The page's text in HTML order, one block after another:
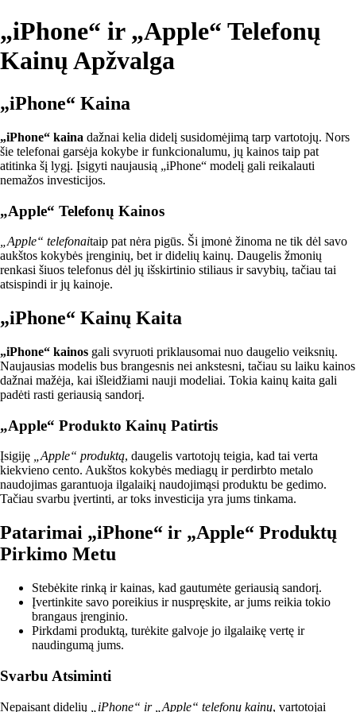
„iPhone“ ir „Apple“ Telefonų
Kainų Apžvalga
„iPhone“ Kaina
„iPhone“ kaina dažnai kelia didelį susidomėjimą tarp vartotojų. Nors
šie telefonai garsėja kokybe ir funkcionalumu, jų kainos taip pat
atitinka šį lygį. Įsigyti naujausią „iPhone“ modelį gali reikalauti
nemažos investicijos.
„Apple“ Telefonų Kainos
„Apple“ telefonaitaip pat nėra pigūs. Ši įmonė žinoma ne tik dėl savo
aukštos kokybės įrenginių, bet ir didelių kainų. Daugelis žmonių
renkasi šiuos telefonus dėl jų išskirtinio stiliaus ir savybių, tačiau tai
atsispindi ir jų kainoje.
„iPhone“ Kainų Kaita
„iPhone“ kainos gali svyruoti priklausomai nuo daugelio veiksnių.
Naujausias modelis bus brangesnis nei ankstesni, tačiau su laiku kainos
dažnai mažėja, kai išleidžiami nauji modeliai. Tokia kainų kaita gali
padėti rasti geriausią sandorį.
„Apple“ Produkto Kainų Patirtis
Įsigiję „Apple“ produktą, daugelis vartotojų teigia, kad tai verta
kiekvieno cento. Aukštos kokybės mediagų ir perdirbto metalo
naudojimas garantuoja ilgalaikį naudojimąsi produktu be gedimo.
Tačiau svarbu įvertinti, ar toks investicija yra jums tinkama.
Patarimai „iPhone“ ir „Apple“ Produktų
Pirkimo Metu
Stebėkite rinką ir kainas, kad gautumėte geriausią sandorį.
Įvertinkite savo poreikius ir nuspręskite, ar jums reikia tokio
brangaus įrenginio.
Pirkdami produktą, turėkite galvoje jo ilgalaikę vertę ir
naudingumą jums.
Svarbu Atsiminti
Nepaisant didelių „iPhone“ ir „Apple“ telefonų kainų, vartotojai